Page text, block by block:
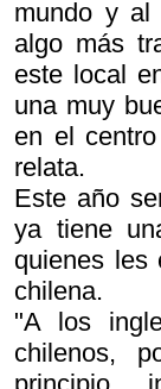
mundo y al
algo más
este local
una muy
en el
relata.
Este año
ya tiene
quienes les
chilena.
"A los
chilenos,